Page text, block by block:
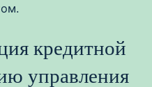
кредитной
управления